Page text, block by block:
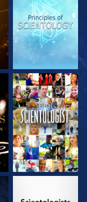
ΕΞΕΡΕΥΝΗΣΤΕ ΤΗ
ΣΕΙΡΑ
ΠΑΡΑΚΟΛΟΥΘΗΣΤΕ